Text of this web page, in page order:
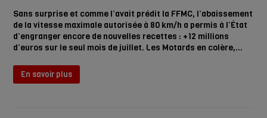
Sans surprise et comme l’avait prédit la FFMC, l’abaissement
de la vitesse maximale autorisée à 80 km/h a permis à l’État
d’engranger encore de nouvelles recettes : +12 millions
d’euros sur le seul mois de juillet. Les Motards en colère,…
En savoir plus